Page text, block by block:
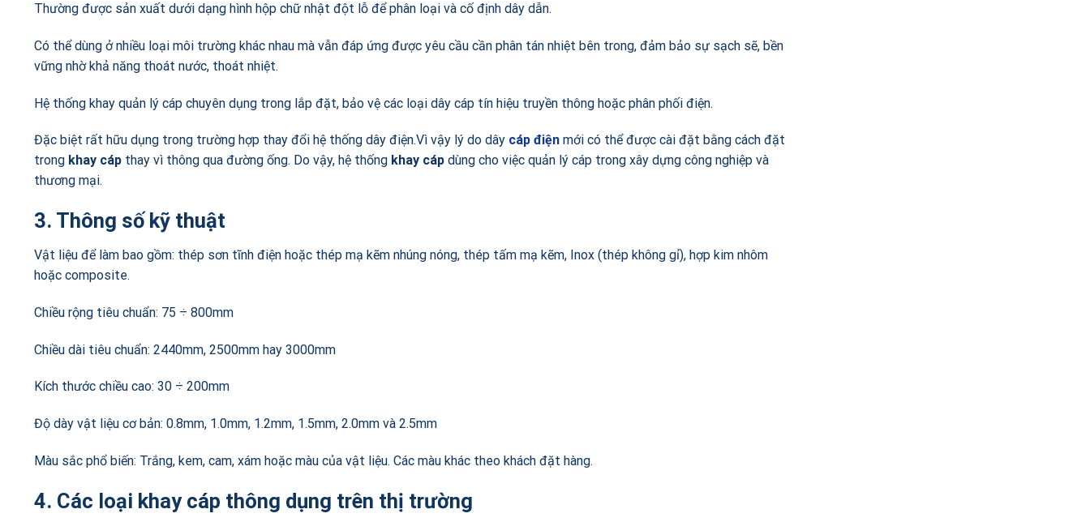
Thường được sản xuất dưới dạng hình hộp chữ nhật đột lỗ để phân loại và cố định dây dẫn.
Có thể dùng ở nhiều loại môi trường khác nhau mà vẫn đáp ứng được yêu cầu cần phân tán nhiệt bên trong, đảm bảo sự sạch sẽ, bền
vững nhờ khả năng thoát nước, thoát nhiệt.
Hệ thống khay quản lý cáp chuyên dụng trong lắp đặt, bảo vệ các loại dây cáp tín hiệu truyền thông hoặc phân phối điện.
Đặc biệt rất hữu dụng trong trường hợp thay đổi hệ thống dây điện.Vì vậy lý do dây cáp điện mới có thể được cài đặt bằng cách đặt
trong khay cáp thay vì thông qua đường ống. Do vậy, hệ thống khay cáp dùng cho việc quản lý cáp trong xây dựng công nghiệp và
thương mại.
3. Thông số kỹ thuật
Vật liệu để làm bao gồm: thép sơn tĩnh điện hoặc thép mạ kẽm nhúng nóng, thép tấm mạ kẽm, Inox (thép không gỉ), hợp kim nhôm
hoặc composite.
Chiều rộng tiêu chuẩn: 75 ÷ 800mm
Chiều dài tiêu chuẩn: 2440mm, 2500mm hay 3000mm
Kích thước chiều cao: 30 ÷ 200mm
Độ dày vật liệu cơ bản: 0.8mm, 1.0mm, 1.2mm, 1.5mm, 2.0mm và 2.5mm
Màu sắc phổ biến: Trắng, kem, cam, xám hoặc màu của vật liệu. Các màu khác theo khách đặt hàng.
4. Các loại khay cáp thông dụng trên thị trường